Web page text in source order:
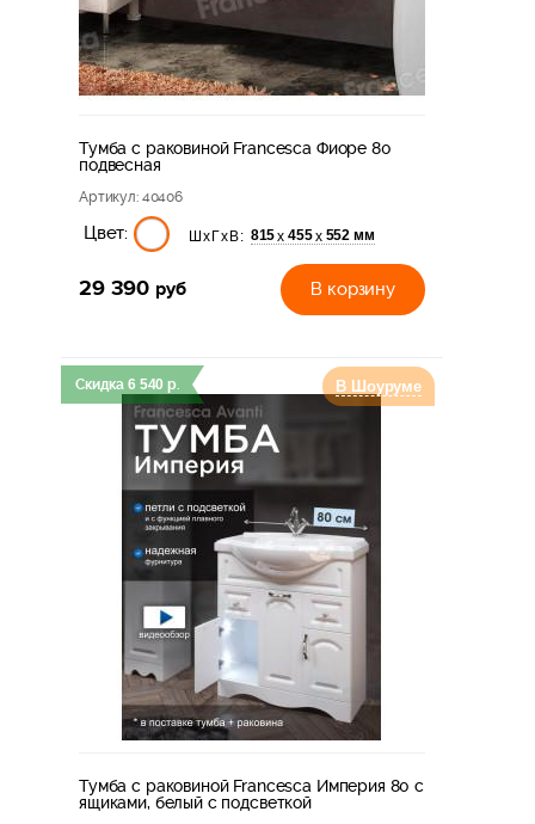
Тумба с раковиной Francesca Фиоре 80
подвесная
Артикул: 40406
Цвет: ШхГхВ: 815х 455х 552 мм
29 390 руб В корзину
Скидка 6 540 р. В Шоуруме
Тумба с раковиной Francesca Империя 80 с
ящиками, белый с подсветкой